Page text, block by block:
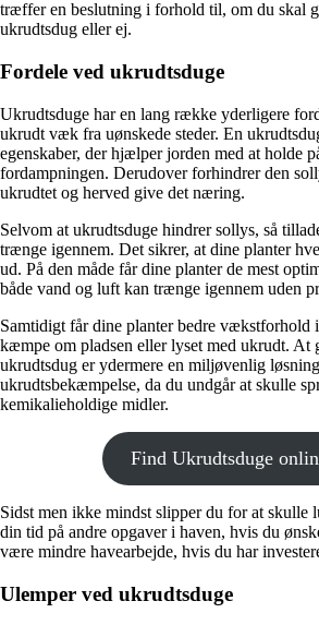
træffer en beslutning i forhold til, om du skal
ukrudtsdug eller ej.
Fordele ved ukrudtsduge
Ukrudtsduge har en lang række yderligere
ukrudt væk fra uønskede steder. En
egenskaber, der hjælper jorden med at holde
fordampningen. Derudover forhindrer den
ukrudtet og herved give det næring.
Selvom at ukrudtsduge hindrer sollys, så
trænge igennem. Det sikrer, at dine planter
ud. På den måde får dine planter de mest
både vand og luft kan trænge igennem uden
Samtidigt får dine planter bedre vækstforhold
kæmpe om pladsen eller lyset med ukrudt. At
ukrudtsdug er ydermere en miljøvenlig
ukrudtsbekæmpelse, da du undgår at skulle
kemikalieholdige midler.
Find Ukrudtsduge
Sidst men ikke mindst slipper du for at skulle
din tid på andre opgaver i haven, hvis du
være mindre havearbejde, hvis du har
Ulemper ved ukrudtsduge